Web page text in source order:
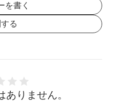
を書く
る
りません。